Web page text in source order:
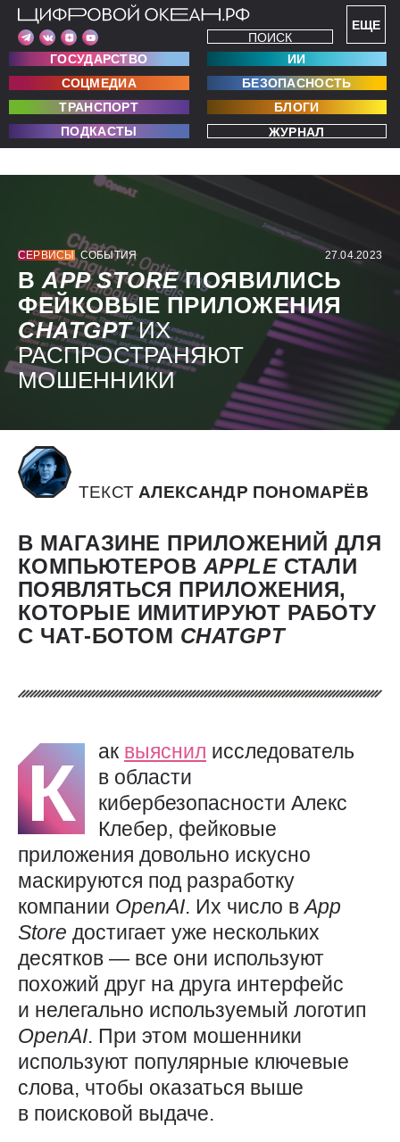
ЕЩЕ
ПОИСК
ГОСУДАРСТВО
ИИ
СОЦМЕДИА
БЕЗОПАСНОСТЬ
ТРАНСПОРТ
БЛОГИ
ПОДКАСТЫ
ЖУРНАЛ
СЕРВИСЫ СОБЫТИЯ 27.04.2023
ВAPPSTOREПОЯВИЛИСЬ
ФЕЙКОВЫЕ ПРИЛОЖЕНИЯ
CHATGPTИХ
РАСПРОСТРАНЯЮТ
МОШЕННИКИ
ТЕКСТ АЛЕКСАНДР ПОНОМАРЁВ
В МАГАЗИНЕ ПРИЛОЖЕНИЙ ДЛЯ
КОМПЬЮТЕРОВ APPLE СТАЛИ
ПОЯВЛЯТЬСЯ ПРИЛОЖЕНИЯ,
КОТОРЫЕ ИМИТИРУЮТ РАБОТУ
С ЧАТ-БОТОМ CHATGPT
К ак выяснил исследователь
в области
кибербезопасности Алекс
Клебер, фейковые
приложения довольно искусно
маскируются под разработку
компании OpenAI. Их число вApp
Store достигает уже нескольких
десятков — все они используют
похожий друг на друга интерфейс
и нелегально используемый логотип
OpenAI. При этом мошенники
используют популярные ключевые
слова, чтобы оказаться выше
в поисковой выдаче.